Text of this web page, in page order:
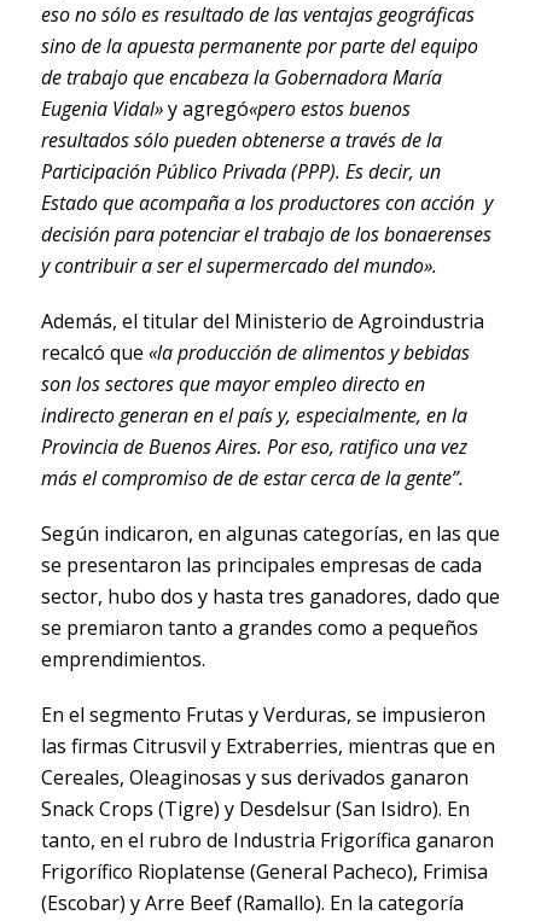
eso no sólo es resultado de las ventajas geográficas
sino de la apuesta permanente por parte del equipo
de trabajo que encabeza la Gobernadora María
Eugenia Vidal»y agregó«pero estos buenos
resultados sólo pueden obtenerse a través de la
Participación Público Privada (PPP). Es decir, un
Estado que acompaña a los productores con acción y
decisión para potenciar el trabajo de los bonaerenses
y contribuir a ser el supermercado del mundo».
Además, el titular del Ministerio de Agroindustria
recalcó que «la producción de alimentos y bebidas
son los sectores que mayor empleo directo en
indirecto generan en el país y, especialmente, en la
Provincia de Buenos Aires. Por eso, ratifico una vez
más el compromiso de de estar cerca de la gente”.
Según indicaron, en algunas categorías, en las que
se presentaron las principales empresas de cada
sector, hubo dos y hasta tres ganadores, dado que
se premiaron tanto a grandes como a pequeños
emprendimientos.
En el segmento Frutas y Verduras, se impusieron
las firmas Citrusvil y Extraberries, mientras que en
Cereales, Oleaginosas y sus derivados ganaron
Snack Crops (Tigre) y Desdelsur (San Isidro). En
tanto, en el rubro de Industria Frigorífica ganaron
Frigorífico Rioplatense (General Pacheco), Frimisa
(Escobar) y Arre Beef (Ramallo). En la categoría